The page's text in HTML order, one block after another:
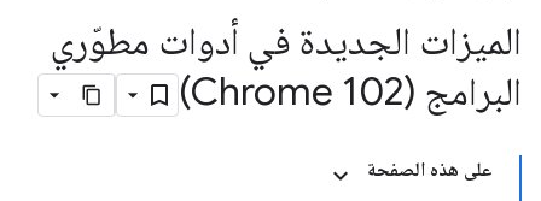
الميزات الجديدة في أدوات مطوّري
البرامج (Chrome 102)
على هذه الصفحة